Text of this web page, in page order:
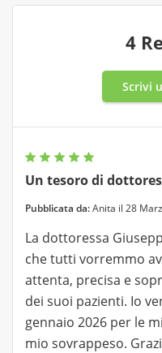
4
Scrivi
Un tesoro di
Pubblicata da:Anita il 28
La dottoressa
che tutti vorremmo
attenta, precisa e
dei suoi pazienti. Io
gennaio 2026 per le
mio sovrappeso.